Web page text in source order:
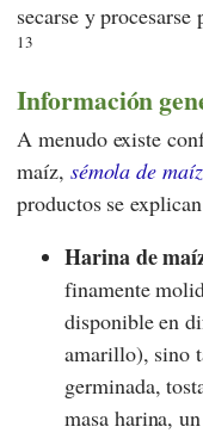
secarse y
13
Información
A menudo existe
maíz, sémola de maíz
productos se
Harina de
finamente
disponible en
amarillo), sino
germinada,
masa harina,